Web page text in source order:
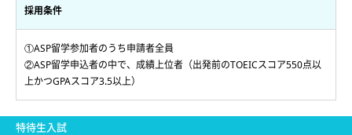
採用条件
①ASP留学参加者のうち申請者全員
②ASP留学申込者の中で、成績上位者（出発前のTOEICスコア550点以
上かつGPAスコア3.5以上）
特待生入試